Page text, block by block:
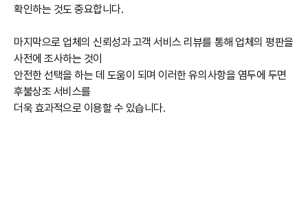
확인하는 것도 중요합니다.
마지막으로 업체의 신뢰성과 고객 서비스 리뷰를 통해 업체의 평판을
사전에 조사하는 것이
안전한 선택을 하는 데 도움이 되며 이러한 유의사항을 염두에 두면
후불상조 서비스를
더욱 효과적으로 이용할 수 있습니다.